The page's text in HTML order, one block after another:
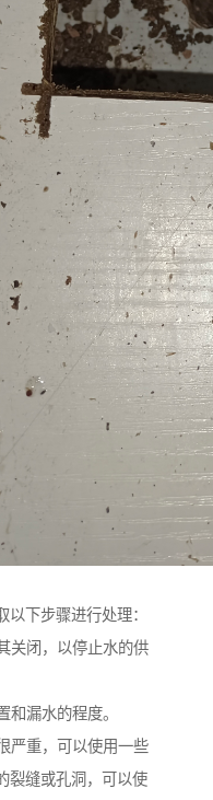
下步骤进行处理：
关闭，以停止水的供
和漏水的程度。
严重，可以使用一些
裂缝或孔洞，可以使